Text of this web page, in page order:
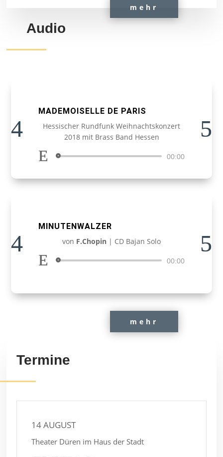
mehr
Audio
MADEMOISELLE DE PARIS
Hessischer Rundfunk Weihnachtskonzert
2018 mit Brass Band Hessen
Audio-
00:00
MINUTENWALZER
von F.Chopin | CD Bajan Solo
Audio-
00:00
mehr
Termine
14 AUGUST
Theater Düren im Haus der Stadt